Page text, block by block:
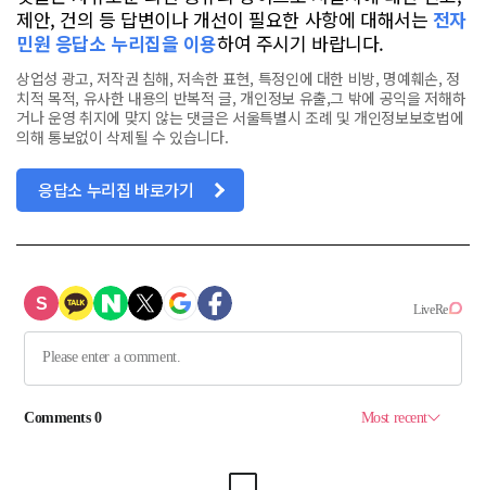
제안, 건의 등 답변이나 개선이 필요한 사항에 대해서는 전자
민원 응답소 누리집을 이용하여 주시기 바랍니다.
상업성 광고, 저작권 침해, 저속한 표현, 특정인에 대한 비방, 명예훼손, 정
치적 목적, 유사한 내용의 반복적 글, 개인정보 유출,그 밖에 공익을 저해하
거나 운영 취지에 맞지 않는 댓글은 서울특별시 조례 및 개인정보보호법에
의해 통보없이 삭제될 수 있습니다.
응답소 누리집 바로가기